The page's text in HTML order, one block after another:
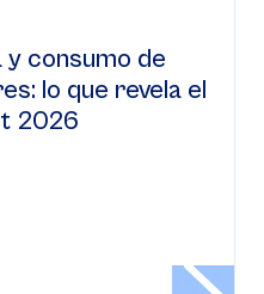
consumo de
lo que revela el
2026